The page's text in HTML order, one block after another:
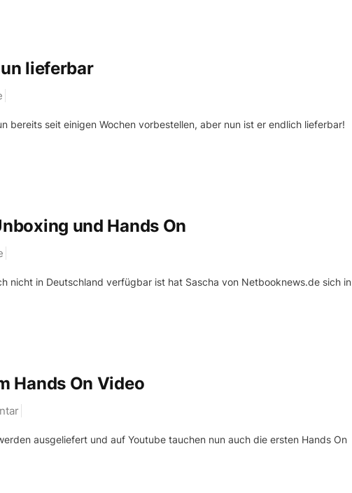
lieferbar
bereits seit einigen Wochen vorbestellen, aber nun ist er endlich lieferbar!
und Hands On
nicht in Deutschland verfügbar ist hat Sascha von Netbooknews.de sich in
Hands On Video
ausgeliefert und auf Youtube tauchen nun auch die ersten Hands On